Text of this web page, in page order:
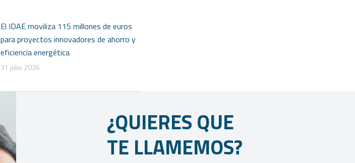
El IDAE moviliza 115 millones de euros
para proyectos innovadores de ahorro y
eficiencia energética
31 julio 2026
¿QUIERES QUE
TE LLAMEMOS?